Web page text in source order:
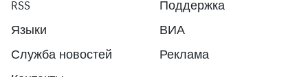
RSS
Поддержка
Языки
ВИА
Служба новостей
Реклама